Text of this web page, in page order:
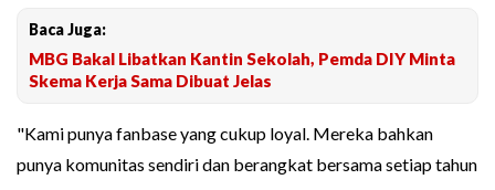
Baca Juga:
MBG Bakal Libatkan Kantin Sekolah, Pemda DIY Minta
Skema Kerja Sama Dibuat Jelas
"Kami punya fanbase yang cukup loyal. Mereka bahkan
punya komunitas sendiri dan berangkat bersama setiap tahun